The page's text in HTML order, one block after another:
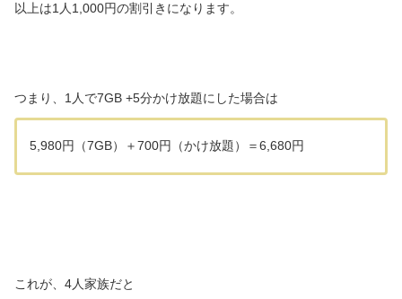
以上は1人1,000円の割引きになります。
つまり、1人で7GB +5分かけ放題にした場合は
5,980円（7GB）＋700円（かけ放題）＝6,680円
これが、4人家族だと